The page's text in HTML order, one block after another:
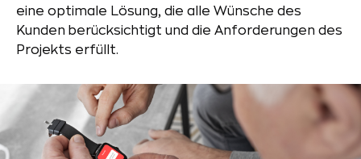
eine optimale Lösung, die alle Wünsche des
Kunden berücksichtigt und die Anforderungen des
Projekts erfüllt.